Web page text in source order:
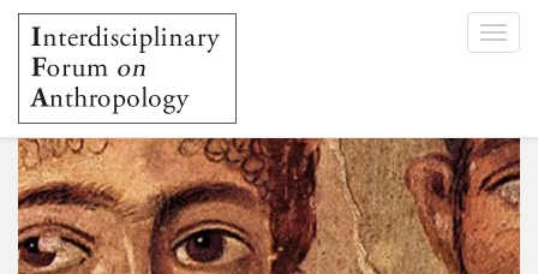
Salta
contenuto
principale